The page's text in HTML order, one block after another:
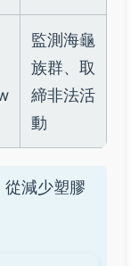
監測海龜
族群、取
締非法活
動
減少塑膠